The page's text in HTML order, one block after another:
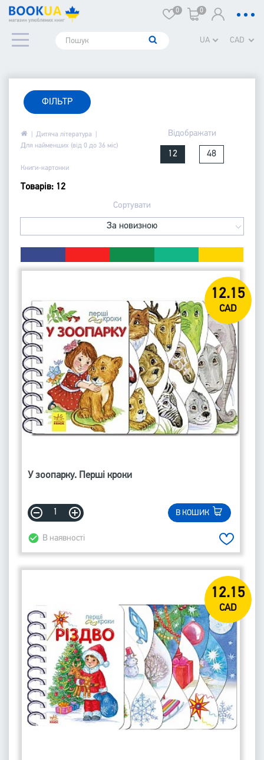
0 0
UA CAD
ФІЛЬТР
Дитяча література
Для найменших (від 0 до 36 міс)
Книги-картонки
Товарів: 12
Відображати
12 48
Сортувати
За новизною
12.15
CAD
У зоопарку. Перші кроки
В КОШИК
В наявності
12.15
CAD